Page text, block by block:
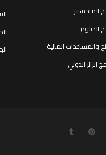
الماجستير
الدبلوم
والمساعدات المالية
الزائر الدولي